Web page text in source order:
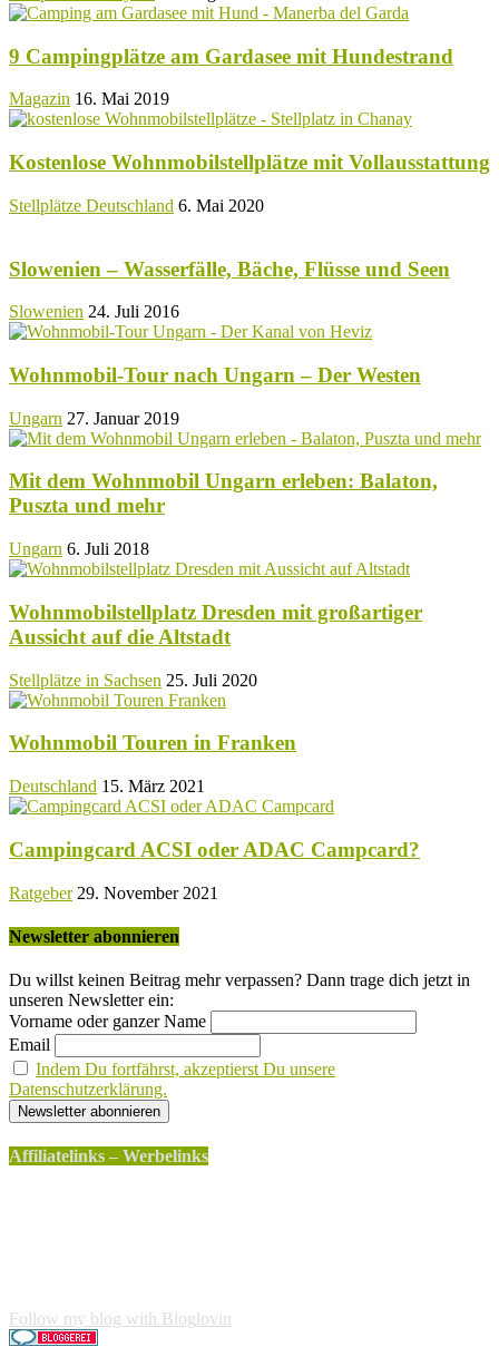
9 Campingplätze am Gardasee mit Hundestrand
Magazin 16. Mai 2019
Kostenlose Wohnmobilstellplätze mit Vollausstattung
Stellplätze Deutschland 6. Mai 2020
Slowenien – Wasserfälle, Bäche, Flüsse und Seen
Slowenien 24. Juli 2016
Wohnmobil-Tour nach Ungarn – Der Westen
Ungarn 27. Januar 2019
Mit dem Wohnmobil Ungarn erleben: Balaton,
Puszta und mehr
Ungarn 6. Juli 2018
Wohnmobilstellplatz Dresden mit großartiger
Aussicht auf die Altstadt
Stellplätze in Sachsen 25. Juli 2020
Wohnmobil Touren in Franken
Deutschland 15. März 2021
Campingcard ACSI oder ADAC Campcard?
Ratgeber 29. November 2021
Newsletter abonnieren
Du willst keinen Beitrag mehr verpassen? Dann trage dich jetzt in
unseren Newsletter ein:
Vorname oder ganzer Name
Email
Indem Du fortfährst, akzeptierst Du unsere
Datenschutzerklärung.
Affiliatelinks – Werbelinks
Follow my blog with Bloglovin